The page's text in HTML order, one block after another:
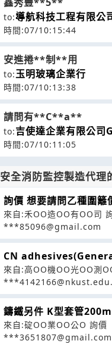
to:導航科技工程有限
時間:07/10:15:44
安進捲**制**用
to:玉明玻璃企業行
時間:07/10:13:38
請問有**C**a**
to:吉使達企業有限公司
時間:07/10:11:05
安全消防監控製造代理
詢價 想要請問乙種圍籬
來自:禾OO造OO有OO司
***85096@gmail.com
CN
來自:高OO機OO光OO測
鑄鐵另件 K型套管
來自:碇OO業OO公O 詢價
***3651807@gmail.com